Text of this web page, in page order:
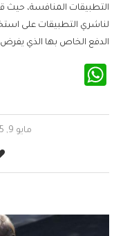
لناشري التطبيقات على
الدفع الخاص بها الذي يفرض
مايو 9, 2025